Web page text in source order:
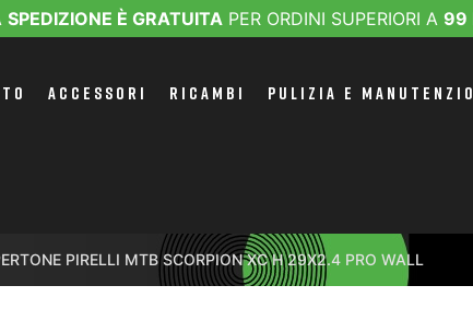
SPEDIZIONE È GRATUITAPER ORDINI SUPERIORI A 99
ACCESSORI RICAMBI PULIZIA E
PIRELLI MTB SCORPION XC H 29X2.4 PRO WALL